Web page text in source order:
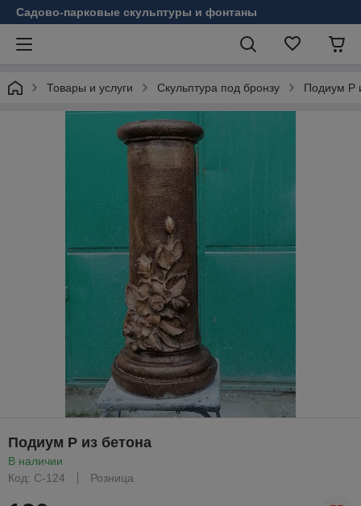
Садово-парковые скульптуры и фонтаны
Товары и услуги Скульптура под бронзу Подиум Р
Подиум Р из бетона
В наличии
Код: С-124
Розница